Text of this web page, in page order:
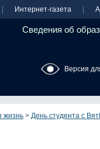
Интернет-газета
Сведения об
Версия
жизнь > День студента с